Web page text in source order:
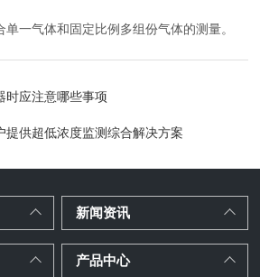
单一气体和固定比例多组份气体的测量。
时应注意哪些事项
提供超低浓度监测综合解决方案
新闻资讯
产品中心